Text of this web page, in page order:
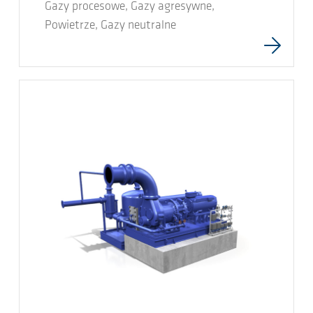
Gazy procesowe, Gazy agresywne,
Powietrze, Gazy neutralne